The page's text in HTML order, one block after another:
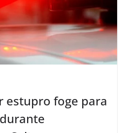
estupro foge para